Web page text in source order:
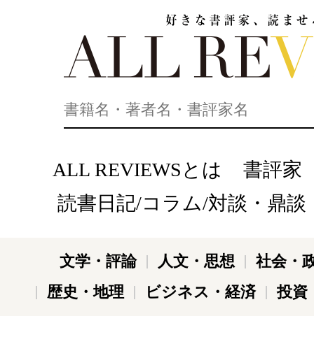
ALL REVIEWSとは
書評家
読書日記/コラム/対談・鼎談
文学・評論 人文・思想
社会・
歴史・地理
ビジネス・経済 投資